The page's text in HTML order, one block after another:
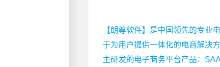
【朗尊软件】是中国领先的专业
于为用户提供一体化的电商解决
主研发的电子商务平台产品：